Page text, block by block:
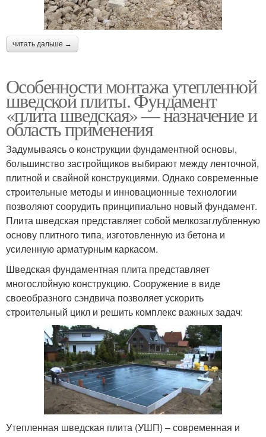
читать дальше →
Особенности монтажа утепленной
шведской плиты. Фундамент
«плита шведская» — назначение и
область применения
Задумываясь о конструкции фундаментной основы,
большинство застройщиков выбирают между ленточной,
плитной и свайной конструкциями. Однако современные
строительные методы и инновационные технологии
позволяют соорудить принципиально новый фундамент.
Плита шведская представляет собой мелкозаглубленную
основу плитного типа, изготовленную из бетона и
усиленную арматурным каркасом.
Шведская фундаментная плита представляет
многослойную конструкцию. Сооружение в виде
своеобразного сэндвича позволяет ускорить
строительный цикл и решить комплекс важных задач:
Утепленная шведская плита (УШП) – современная и